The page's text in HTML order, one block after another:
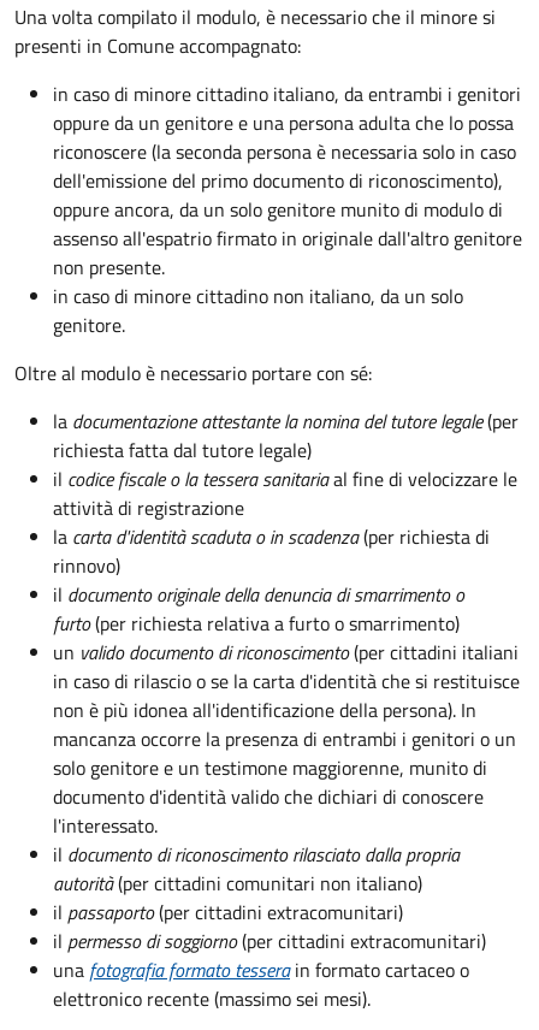
Una volta compilato il modulo, è necessario che il minore si
presenti in Comune accompagnato:
in caso di minore cittadino italiano, da entrambi i genitori
oppure da un genitore e una persona adulta che lo possa
riconoscere (la seconda persona è necessaria solo in caso
dell'emissione del primo documento di riconoscimento),
oppure ancora, da un solo genitore munito di modulo di
assenso all'espatrio firmato in originale dall'altro genitore
non presente.
in caso di minore cittadino non italiano, da un solo
genitore.
Oltre al modulo è necessario portare con sé:
la documentazioneattestante la nomina del tutore legale(per
richiesta fatta dal tutore legale)
il codice fiscale o la tessera sanitariaal fine di velocizzare le
attività di registrazione
la carta d'identità scaduta o in scadenza(per richiesta di
rinnovo)
il documento originale della denuncia di smarrimento o
furto(per richiesta relativa a furto o smarrimento)
un valido documento di riconoscimento(per cittadini italiani
in caso di rilascio o se la carta d'identità che si restituisce
non è più idonea all'identificazione della persona). In
mancanza occorre la presenza di entrambi i genitori o un
solo genitore e un testimone maggiorenne, munito di
documento d'identità valido che dichiari di conoscere
l'interessato.
il documento di riconoscimento rilasciato dalla propria
autorità(per cittadini comunitari non italiano)
il passaporto(per cittadini extracomunitari)
il permesso di soggiorno(per cittadini extracomunitari)
una fotografia formato tessera in formato cartaceo o
elettronico recente (massimo sei mesi).